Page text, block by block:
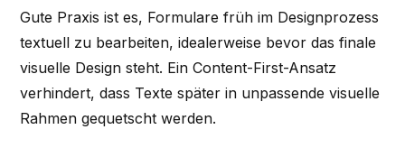
Gute Praxis ist es, Formulare früh im Designprozess
textuell zu bearbeiten, idealerweise bevor das finale
visuelle Design steht. Ein Content-First-Ansatz
verhindert, dass Texte später in unpassende visuelle
Rahmen gequetscht werden.